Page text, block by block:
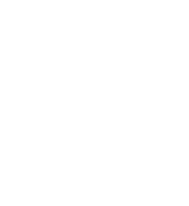
foi en
moins essayer…
existentielles,
temps. À deux
! Changer le
l’humanité, tout